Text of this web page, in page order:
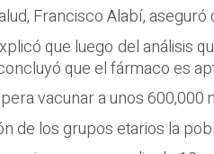
Francisco Alabí,
que luego del análisis
que el fármaco es
vacunar a unos
de los grupos etarios la